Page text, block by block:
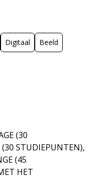
KEUZE CONCEPT
Digitaal Beeld
(30
STUDIEPUNTEN),
(45
HET